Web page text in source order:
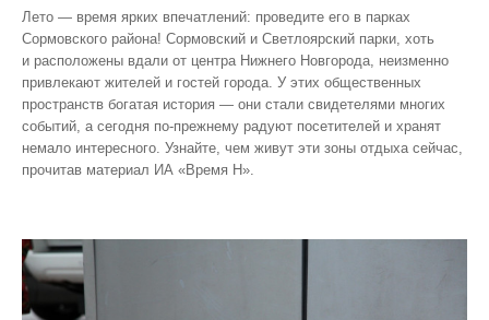
Лето — время ярких впечатлений: проведите его в парках
Сормовского района! Сормовский и Светлоярский парки, хоть
и расположены вдали от центра Нижнего Новгорода, неизменно
привлекают жителей и гостей города. У этих общественных
пространств богатая история — они стали свидетелями многих
событий, а сегодня по‑прежнему радуют посетителей и хранят
немало интересного. Узнайте, чем живут эти зоны отдыха сейчас,
прочитав материал ИА «Время Н».